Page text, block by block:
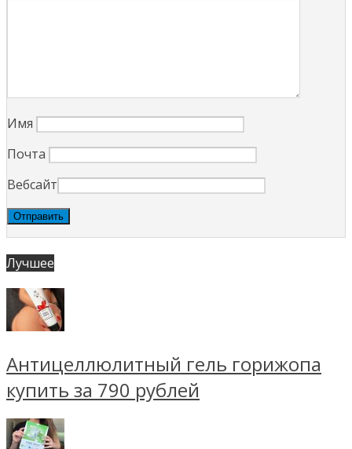
Имя
Почта
Вебсайт
Лучшее
Антицеллюлитный гель горижопа
купить за 790 рублей